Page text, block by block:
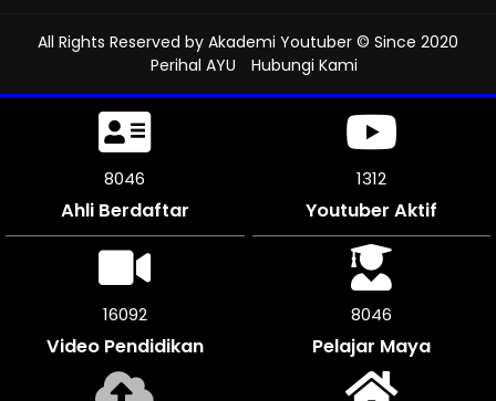
All Rights Reserved by Akademi Youtuber © Since 2020
Perihal AYU
Hubungi Kami
8538
Ahli Berdaftar
1312
Youtuber Aktif
17076
Video Pendidikan
8538
Pelajar Maya